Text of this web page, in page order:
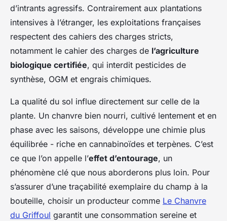
d’intrants agressifs. Contrairement aux plantations
intensives à l’étranger, les exploitations françaises
respectent des cahiers des charges stricts,
notamment le cahier des charges de l’agriculture
biologique certifiée, qui interdit pesticides de
synthèse, OGM et engrais chimiques.
La qualité du sol influe directement sur celle de la
plante. Un chanvre bien nourri, cultivé lentement et en
phase avec les saisons, développe une chimie plus
équilibrée - riche en cannabinoïdes et terpènes. C’est
ce que l’on appelle l’effet d’entourage, un
phénomène clé que nous aborderons plus loin. Pour
s’assurer d’une traçabilité exemplaire du champ à la
bouteille, choisir un producteur comme Le Chanvre
du Griffoul garantit une consommation sereine et